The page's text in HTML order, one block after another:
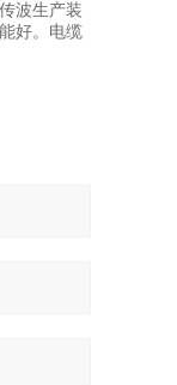
波生产装
好。电缆